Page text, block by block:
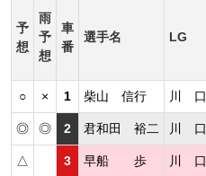
予
想
雨
予
想
車
番
選手名 LG
○ × 1 柴山 信行 川 口
◎ ◎ 2 君和田 裕二 川 口
△ 3 早船 歩 川 口